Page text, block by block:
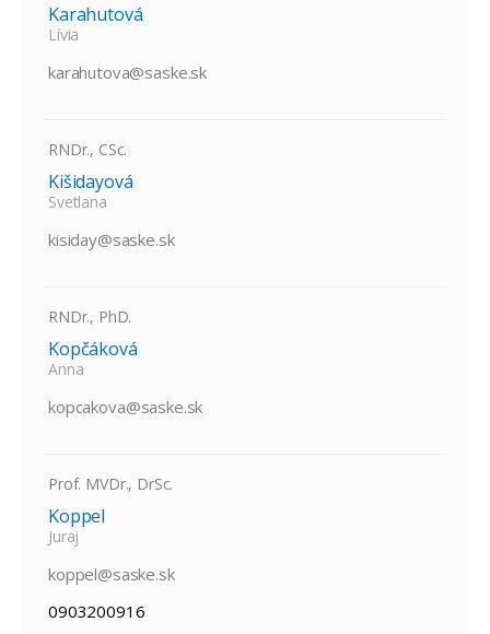
Karahutová
Lívia
karahutova@saske.sk
RNDr., CSc.
Kišidayová
Svetlana
kisiday@saske.sk
RNDr., PhD.
Kopčáková
Anna
kopcakova@saske.sk
Prof. MVDr., DrSc.
Koppel
Juraj
koppel@saske.sk
0903200916